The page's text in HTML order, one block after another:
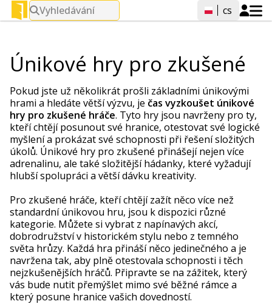
Vyhledávání cs
Únikové hry pro zkušené
Pokud jste už několikrát prošli základními únikovými
hrami a hledáte větší výzvu, je čas vyzkoušet únikové
hry pro zkušené hráče. Tyto hry jsou navrženy pro ty,
kteří chtějí posunout své hranice, otestovat své logické
myšlení a prokázat své schopnosti při řešení složitých
úkolů. Únikové hry pro zkušené přinášejí nejen více
adrenalinu, ale také složitější hádanky, které vyžadují
hlubší spolupráci a větší dávku kreativity.
Pro zkušené hráče, kteří chtějí zažít něco více než
standardní únikovou hru, jsou k dispozici různé
kategorie. Můžete si vybrat z napínavých akcí,
dobrodružství v historickém stylu nebo z temného
světa hrůzy. Každá hra přináší něco jedinečného a je
navržena tak, aby plně otestovala schopnosti i těch
nejzkušenějších hráčů. Připravte se na zážitek, který
vás bude nutit přemýšlet mimo své běžné rámce a
který posune hranice vašich dovedností.